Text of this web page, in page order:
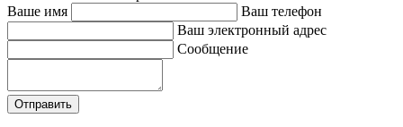
Ваше имя
Ваш телефон
Ваш электронный адрес
Сообщение